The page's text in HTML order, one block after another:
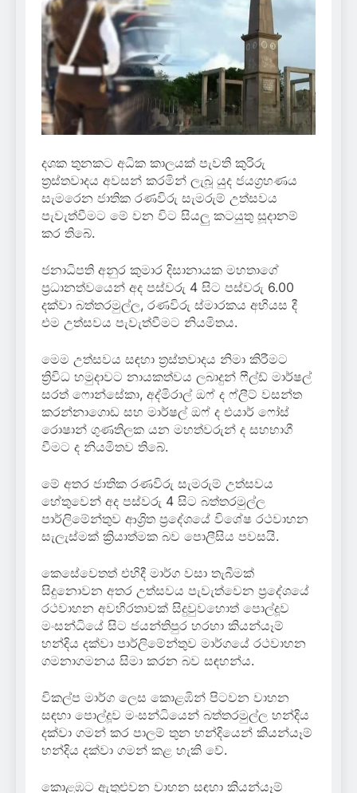
දශක තුනකට අධික කාලයක් පැවති කුරිරු
ත්‍රස්තවාදය අවසන් කරමින් ලැබූ යුද ජයග්‍රහණය
සැමරෙන ජාතික රණවිරු සැමරුම් උත්සවය
පැවැත්වීමට මේ වන විට සියලු කටයුතු සූදානම්
කර තිබේ.
ජනාධිපති අනුර කුමාර දිසානායක මහතාගේ
ප්‍රධානත්වයෙන් අද පස්වරු 4 සිට පස්වරු 6.00
දක්වා බත්තරමුල්ල, රණවිරු ස්මාරකය අභියස දී
එම උත්සවය පැවැත්වීමට නියමිතය.
මෙම උත්සවය සඳහා ත්‍රස්තවාදය නිමා කිරීමට
ත්‍රිවිධ හමුදාවට නායකත්වය ලබාදුන් ෆීල්ඩ් මාර්ෂල්
සරත් ෆොන්සේකා, අද්මිරාල් ඔෆ් ද ෆ්ලීට් වසන්ත
කරන්නාගොඩ සහ මාර්ෂල් ඔෆ් ද එයාර් ෆෝස්
රොෂාන් ගුණතිලක යන මහත්වරුන් ද සහභාගී
වීමට ද නියමිතව තිබේ.
මේ අතර ජාතික රණවිරු සැමරුම් උත්සවය
හේතුවෙන් අද පස්වරු 4 සිට බත්තරමුල්ල
පාර්ලිමේන්තුව ආශ්‍රිත ප්‍රදේශයේ විශේෂ රථවාහන
සැලැස්මක් ක්‍රියාත්මක බව පොලීසිය පවසයි.
කෙසේවෙතත් එහිදී මාර්ග වසා තැබීමක්
සිදුනොවන අතර උත්සවය පැවැත්වෙන ප්‍රදේශයේ
රථවාහන අවහිරතාවක් සිදුවුවහොත් පොල්දූව
මංසන්ධියේ සිට ජයන්තිපුර හරහා කියන්යෑම්
හන්දිය දක්වා පාර්ලිමේන්තුව මාර්ගයේ රථවාහන
ගමනාගමනය සිමා කරන බව සඳහන්ය.
විකල්ප මාර්ග ලෙස කොළඹින් පිටවන වාහන
සඳහා පොල්දූව මංසන්ධියෙන් බත්තරමුල්ල හන්දිය
දක්වා ගමන් කර පාලම් තුන හන්දියෙන් කියන්යෑම්
හන්දිය දක්වා ගමන් කළ හැකි වේ.
කොළඹට ඇතුළුවන වාහන සඳහා කියන්යෑම්